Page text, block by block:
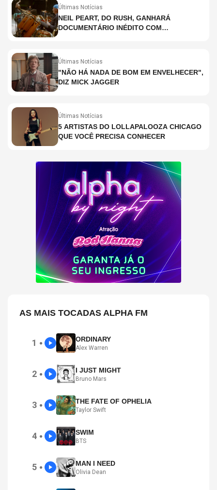
Últimas Notícias
NEIL PEART, DO RUSH, GANHARÁ
DOCUMENTÁRIO INÉDITO COM
Últimas Notícias
"NÃO HÁ NADA DE BOM EM ENVELHECER",
DIZ MICK JAGGER
Últimas Notícias
5 ARTISTAS DO LOLLAPALOOZA CHICAGO
QUE VOCÊ PRECISA CONHECER
AS MAIS TOCADAS ALPHA FM
1 ● ORDINARY
Alex Warren
2 ● I JUST MIGHT
Bruno Mars
3 ● THE FATE OF OPHELIA
Taylor Swift
4 ● SWIM
BTS
5 ● MAN I NEED
Olivia Dean